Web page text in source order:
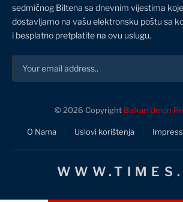
sedmičnog Biltena sa dnevnim vijestima
dostavljamo na vašu elektronsku poštu sa
i besplatno pretplatite na ovu uslugu.
© 2026 Copyright Balkan Union
O Nama Uslovi korištenja